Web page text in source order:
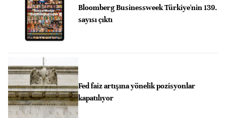
Bloomberg Businessweek Türkiye'nin 139.
sayısı çıktı
Fed faiz artışına yönelik pozisyonlar
kapatılıyor